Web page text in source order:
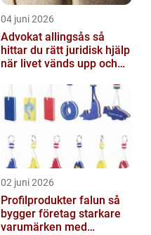
04 juni 2026
Advokat allingsås så
hittar du rätt juridisk hjälp
när livet vänds upp och
02 juni 2026
Profilprodukter falun så
bygger företag starkare
varumärken med